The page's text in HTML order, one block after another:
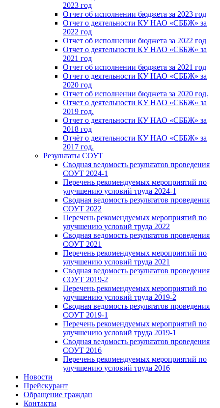
2023 год
Отчет об исполнении бюджета за 2023 год
Отчет о деятельности КУ НАО «СББЖ» за
2022 год
Отчет об исполнении бюджета за 2022 год
Отчет о деятельности КУ НАО «СББЖ» за
2021 год
Отчет об исполнении бюджета за 2021 год
Отчет о деятельности КУ НАО «СББЖ» за
2020 год
Отчет об исполнении бюджета за 2020 год.
Отчет о деятельности КУ НАО «СББЖ» за
2019 год.
Отчет о деятельности КУ НАО «СББЖ» за
2018 год
Отчёт о деятельности КУ НАО «СББЖ» за
2017 год.
Результаты СОУТ
Сводная ведомость результатов проведения
СОУТ 2024-1
Перечень рекомендуемых мероприятий по
улучшению условий труда 2024-1
Сводная ведомость результатов проведения
СОУТ 2022
Перечень рекомендуемых мероприятий по
улучшению условий труда 2022
Сводная ведомость результатов проведения
СОУТ 2021
Перечень рекомендуемых мероприятий по
улучшению условий труда 2021
Сводная ведомость результатов проведения
СОУТ 2019-2
Перечень рекомендуемых мероприятий по
улучшению условий труда 2019-2
Сводная ведомость результатов проведения
СОУТ 2019-1
Перечень рекомендуемых мероприятий по
улучшению условий труда 2019-1
Сводная ведомость результатов проведения
СОУТ 2016
Перечень рекомендуемых мероприятий по
улучшению условий труда 2016
Новости
Прейскурант
Обращение граждан
Контакты